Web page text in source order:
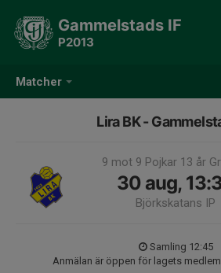
Matcher
Gammelstads IF
P2013
Lira BK -
9 mot 9 Pojkar 13 år
30 aug,
Björkskatans IP
Samling 12:45
Anmälan är öppen för lagets